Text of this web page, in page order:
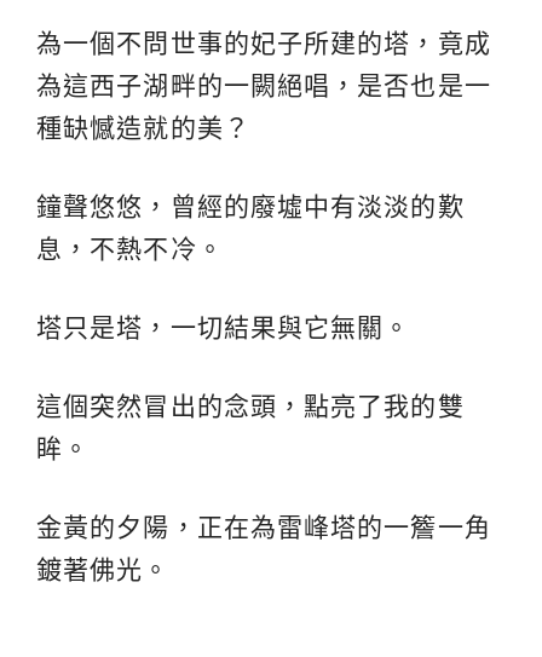
為一個不問世事的妃子所建的塔，竟成
為這西子湖畔的一闕絕唱，是否也是一
種缺憾造就的美？
鐘聲悠悠，曾經的廢墟中有淡淡的歎
息，不熱不冷。
塔只是塔，一切結果與它無關。
這個突然冒出的念頭，點亮了我的雙
眸。
金黃的夕陽，正在為雷峰塔的一簷一角
鍍著佛光。